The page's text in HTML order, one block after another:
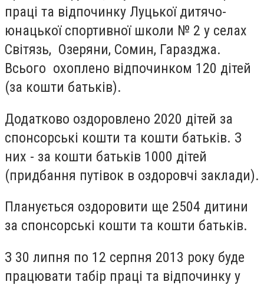
праці та відпочинку Луцької дитячо-
юнацької спортивної школи № 2 у селах
Світязь, Озеряни, Сомин, Гаразджа.
Всього охоплено відпочинком 120 дітей
(за кошти батьків).
Додатково оздоровлено 2020 дітей за
спонсорські кошти та кошти батьків. З
них - за кошти батьків 1000 дітей
(придбання путівок в оздоровчі заклади).
Планується оздоровити ще 2504 дитини
за спонсорські кошти та кошти батьків.
З 30 липня по 12 серпня 2013 року буде
працювати табір праці та відпочинку у